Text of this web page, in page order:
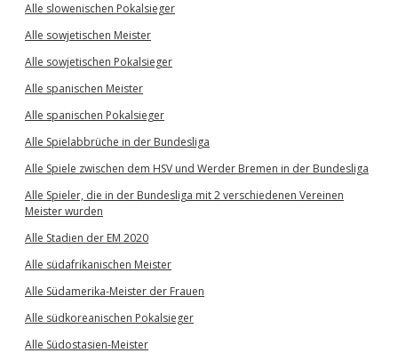
Alle slowenischen Pokalsieger
Alle sowjetischen Meister
Alle sowjetischen Pokalsieger
Alle spanischen Meister
Alle spanischen Pokalsieger
Alle Spielabbrüche in der Bundesliga
Alle Spiele zwischen dem HSV und Werder Bremen in der Bundesliga
Alle Spieler, die in der Bundesliga mit 2 verschiedenen Vereinen
Meister wurden
Alle Stadien der EM 2020
Alle südafrikanischen Meister
Alle Südamerika-Meister der Frauen
Alle südkoreanischen Pokalsieger
Alle Südostasien-Meister